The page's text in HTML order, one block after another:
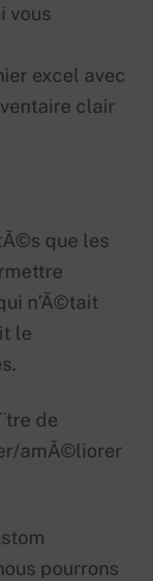
vous
excel avec
clair
que les
n’Ã©tait
le
de
amÃ©liorer
pourrons